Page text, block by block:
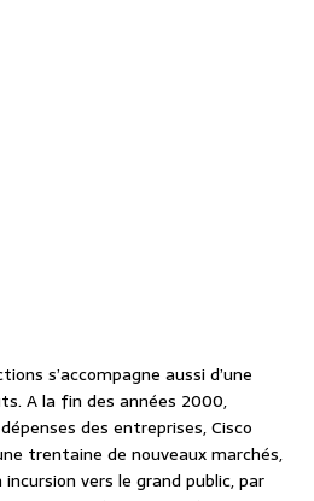
s’accompagne aussi d’une
A la fin des années 2000,
des entreprises, Cisco
trentaine de nouveaux marchés,
vers le grand public, par